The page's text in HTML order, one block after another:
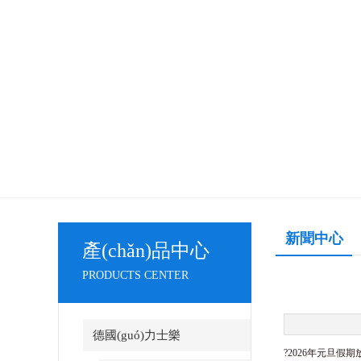
產(chǎn)品中心
PRODUCTS CENTER
德國(guó)力士樂
新聞中心
?2026年元旦假